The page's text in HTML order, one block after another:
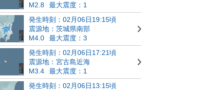
M2.8
最大震度：1
発生時刻：02月06日19:15頃
震源地：茨城県南部
M4.0
最大震度：3
発生時刻：02月06日17:21頃
震源地：宮古島近海
M3.4
最大震度：1
発生時刻：02月06日13:15頃